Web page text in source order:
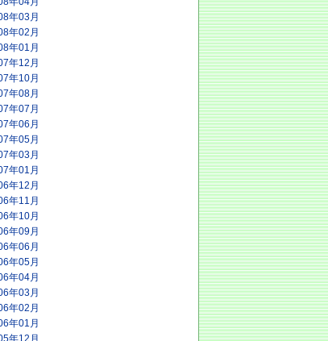
年03月
年02月
年01月
年12月
年10月
年08月
年07月
年06月
年05月
年03月
年01月
年12月
年11月
年10月
年09月
年06月
年05月
年04月
年03月
年02月
年01月
年12月